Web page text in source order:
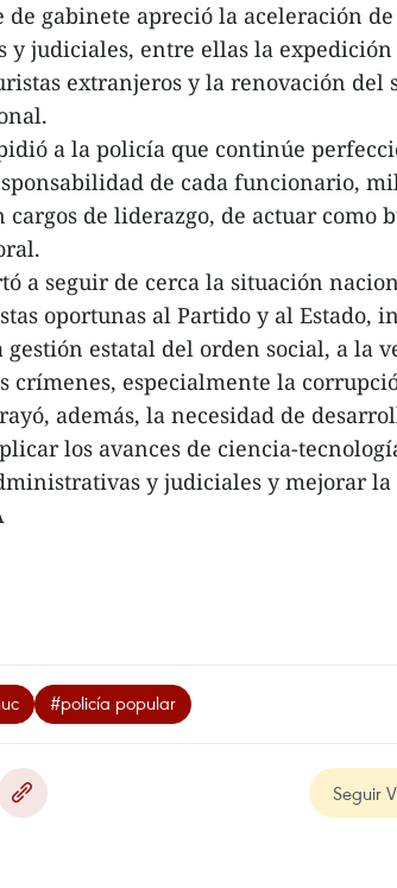
de gabinete apreció la aceleración
y judiciales, entre ellas la
extranjeros y la renovación del
a la policía que continúe
de cada funcionario,
cargos de liderazgo, de actuar como
a seguir de cerca la situación
oportunas al Partido y al Estado,
estatal del orden social, a la
crímenes, especialmente la
además, la necesidad de
los avances de ciencia-
y judiciales y mejorar
#policía popular
Seguir